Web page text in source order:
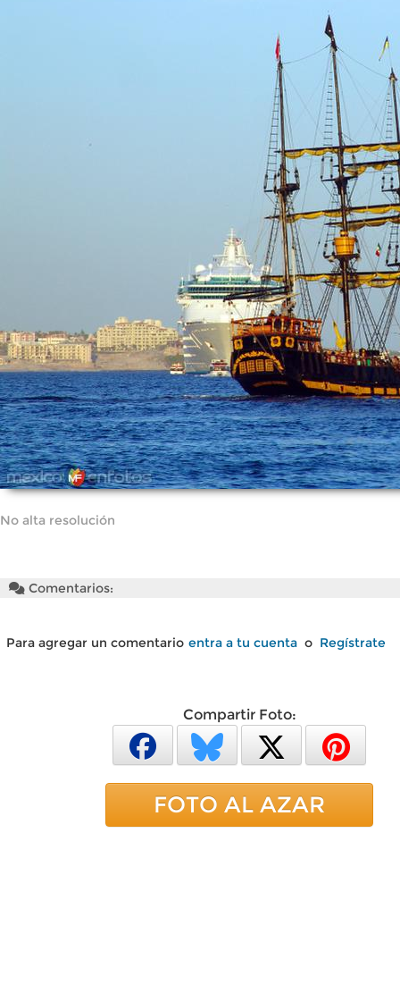
No alta resolución
Comentarios:
Para agregar un comentario entra a tu cuenta o Regístrate
Compartir Foto:
FOTO AL AZAR